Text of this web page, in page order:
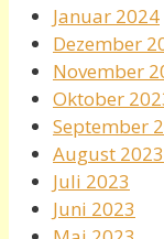
Januar 2024
Dezember
November
Oktober
September
August 2023
Juli 2023
Juni 2023